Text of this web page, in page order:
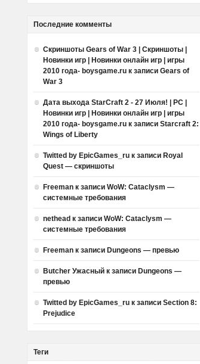
Последние комменты
Скриншоты Gears of War 3 | Скриншоты |
Новинки игр | Новинки онлайн игр | игры
2010 года- boysgame.ru к записи Gears of
War 3
Дата выхода StarCraft 2 - 27 Июля! | PC |
Новинки игр | Новинки онлайн игр | игры
2010 года- boysgame.ru к записи Starcraft 2:
Wings of Liberty
Twitted by EpicGames_ru к записи Royal
Quest — скриншоты
Freeman к записи WoW: Cataclysm —
системные требования
nethead к записи WoW: Cataclysm —
системные требования
Freeman к записи Dungeons — превью
Butcher Ужасный к записи Dungeons —
превью
Twitted by EpicGames_ru к записи Section 8:
Prejudice
Теги